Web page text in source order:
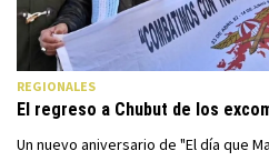
REGIONALES
El regreso a Chubut de los
Un nuevo aniversario de "El día que